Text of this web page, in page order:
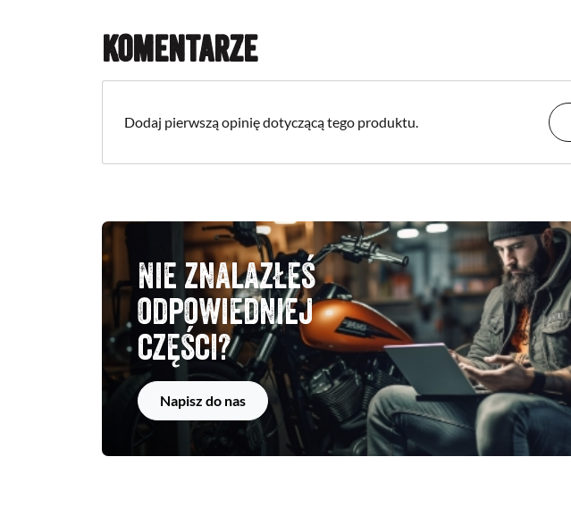
Komentarze
Dodaj pierwszą opinię dotyczącą tego produktu.
Nie znalazłeś
odpowiedniej
części?
Napisz do nas